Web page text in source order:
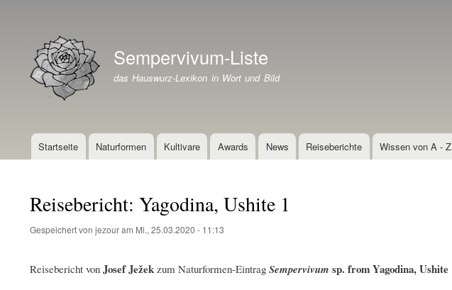
Branding der WebsiteSempervivum-Liste
das Hauswurz-Lexikon in Wort und Bild
Hauptnavigation
Startseite Naturformen Kultivare Awards News Reiseberichte Wissen von A - Z
Reisebericht: Yagodina, Ushite 1
Gespeichert von jezouram Mi., 25.03.2020 - 11:13
Reisebericht von Josef Ježek zum Naturformen-Eintrag Sempervivum sp. from Yagodina, Ushite